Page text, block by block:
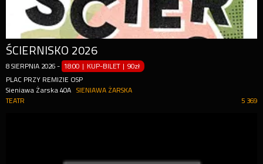
ŚCIERNISKO 2026
8 SIERPNIA 2026 - 18:00 | KUP-BILET |90zł
PLAC PRZY REMIZIE OSP
Sieniawa Żarska 40A
SIENIAWA ŻARSKA
5 369
TEATR